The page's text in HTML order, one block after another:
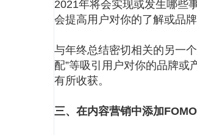
2021年将会实现或发生哪些
会提高用户对你的了解或品牌
与年终总结密切相关的另一
配”等吸引用户对你的品牌
有所收获。
三、在内容营销中添加FOMO